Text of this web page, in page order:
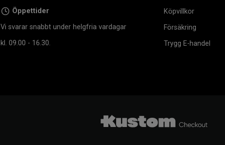
Öppettider
Vi svarar snabbt under helgfria vardagar
kl. 09.00 - 16.30.
Köpvillkor
Försäkring
Trygg E-handel